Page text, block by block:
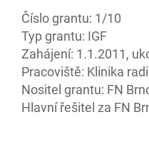
Číslo grantu: 1/10
Typ grantu: IGF
Zahájení: 1.1.2011,
Pracoviště: Klinika
Nositel grantu: FN
Hlavní řešitel za FN